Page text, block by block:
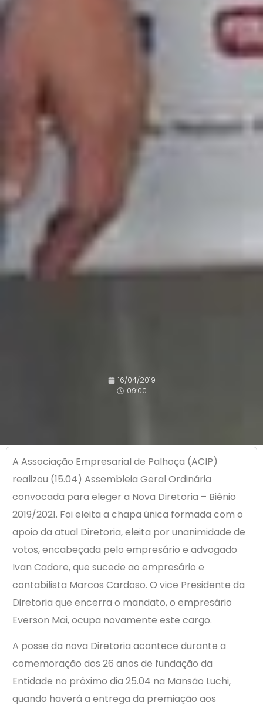
16/04/2019
09:00
A Associação Empresarial de Palhoça (ACIP)
realizou (15.04) Assembleia Geral Ordinária
convocada para eleger a Nova Diretoria – Biênio
2019/2021. Foi eleita a chapa única formada com o
apoio da atual Diretoria, eleita por unanimidade de
votos, encabeçada pelo empresário e advogado
Ivan Cadore, que sucede ao empresário e
contabilista Marcos Cardoso. O vice Presidente da
Diretoria que encerra o mandato, o empresário
Everson Mai, ocupa novamente este cargo.
A posse da nova Diretoria acontece durante a
comemoração dos 26 anos de fundação da
Entidade no próximo dia 25.04 na Mansão Luchi,
quando haverá a entrega da premiação aos